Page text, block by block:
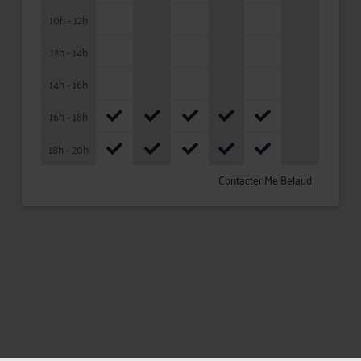
10h - 12h
12h - 14h
14h - 16h
16h - 18h
18h - 20h
Contacter Me Belaud